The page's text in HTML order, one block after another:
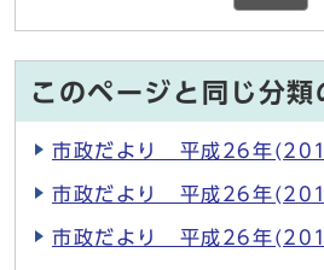
このページと同じ分類
市政だより 平成26年
市政だより 平成26年
市政だより 平成26年